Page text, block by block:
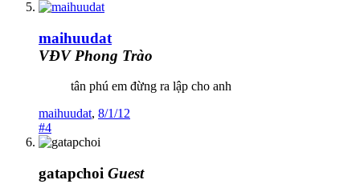
maihuudat
VĐV Phong Trào
tân phú em đừng ra lập cho anh
maihuudat, 8/1/12
#4
gatapchoi Guest